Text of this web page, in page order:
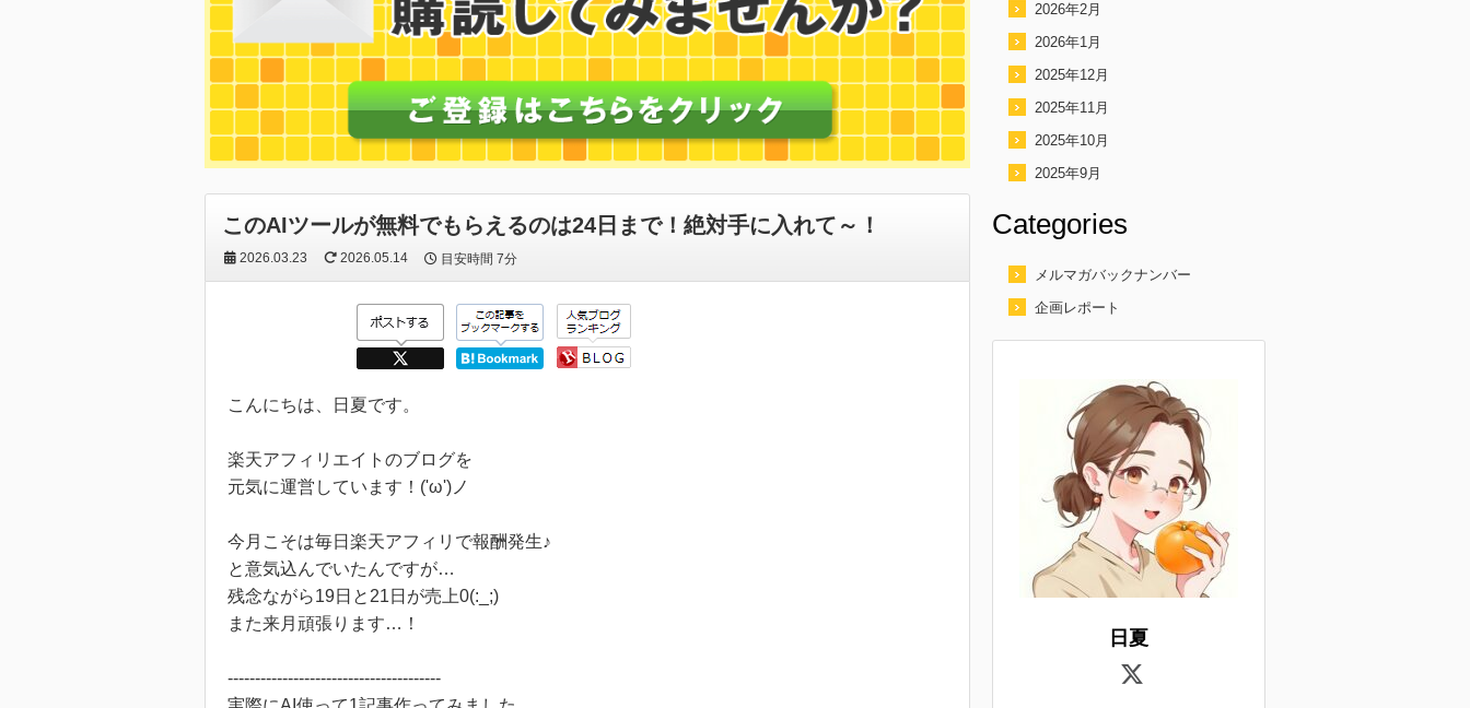
このAIツールが無料でもらえるのは24日まで！絶対手に入れて～！
2026.03.23 2026.05.14 目安時間7分
こんにちは、日夏です。
楽天アフィリエイトのブログを
元気に運営しています！('ω')ノ
今月こそは毎日楽天アフィリで報酬発生♪
と意気込んでいたんですが…
残念ながら19日と21日が売上0(:_;)
また来月頑張ります…！
---------------------------------------
2026年2月
2026年1月
2025年12月
2025年11月
2025年10月
2025年9月
Categories
メルマガバックナンバー
企画レポート
日夏